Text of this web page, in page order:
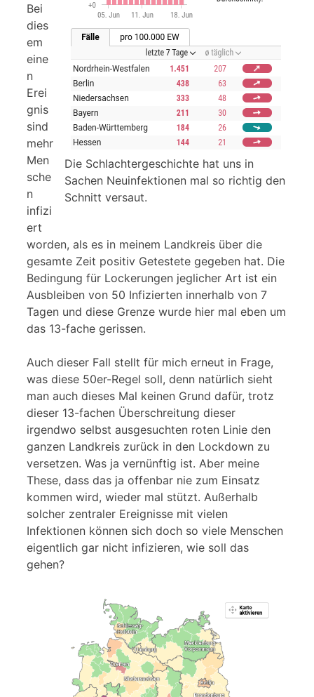
Die Schlachtergeschichte hat uns in
Sachen Neuinfektionen mal so richtig den
Schnitt versaut.
Bei
dies
em
eine
n
Erei
gnis
sind
mehr
Men
sche
n
infizi
ert
worden, als es in meinem Landkreis über die
gesamte Zeit positiv Getestete gegeben hat. Die
Bedingung für Lockerungen jeglicher Art ist ein
Ausbleiben von 50 Infizierten innerhalb von 7
Tagen und diese Grenze wurde hier mal eben um
das 13-fache gerissen.
Auch dieser Fall stellt für mich erneut in Frage,
was diese 50er-Regel soll, denn natürlich sieht
man auch dieses Mal keinen Grund dafür, trotz
dieser 13-fachen Überschreitung dieser
irgendwo selbst ausgesuchten roten Linie den
ganzen Landkreis zurück in den Lockdown zu
versetzen. Was ja vernünftig ist. Aber meine
These, dass das ja offenbar nie zum Einsatz
kommen wird, wieder mal stützt. Außerhalb
solcher zentraler Ereignisse mit vielen
Infektionen können sich doch so viele Menschen
eigentlich gar nicht infizieren, wie soll das
gehen?